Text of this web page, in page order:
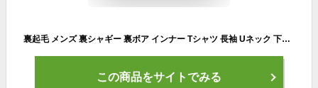
裏起毛 メンズ 裏シャギー 裏ボア インナー Tシャツ 長袖 Uネック 下着 暖かい 着る毛布 長袖tシャツ スパッツ 暖パンツ レギンス 防寒 秋冬 トップス 股引 黒 紺 全2色 ジェネレス
この商品をサイトでみる